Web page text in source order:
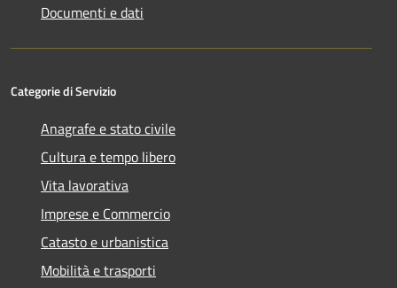
Documenti e dati
Categorie di Servizio
Anagrafe e stato civile
Cultura e tempo libero
Vita lavorativa
Imprese e Commercio
Catasto e urbanistica
Mobilità e trasporti